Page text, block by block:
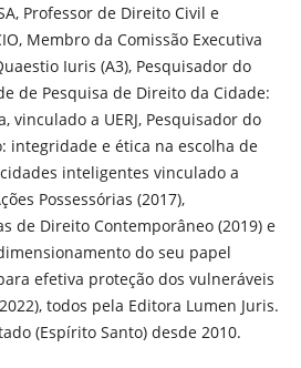
Professor de Direito Civil e
Membro da Comissão Executiva
Iuris (A3), Pesquisador do
de Pesquisa de Direito da Cidade:
vinculado a UERJ, Pesquisador do
integridade e ética na escolha de
inteligentes vinculado a
Possessórias (2017),
de Direito Contemporâneo (2019) e
do seu papel
efetiva proteção dos vulneráveis
todos pela Editora Lumen Juris.
(Espírito Santo) desde 2010.